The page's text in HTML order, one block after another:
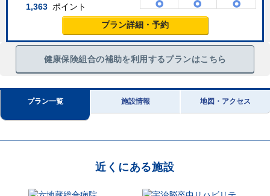
1,363 ポイント
プラン詳細・予約
健康保険組合の補助を利用するプランはこちら
プラン一覧 施設情報 地図・アクセス
近くにある施設